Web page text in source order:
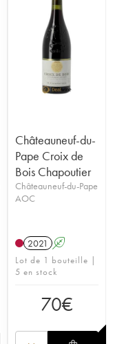
Châteauneuf-du-
Pape Croix de
Bois Chapoutier
Châteauneuf-du-Pape
AOC
2021 A
Lot de 1 bouteille |
5 en stock
70€